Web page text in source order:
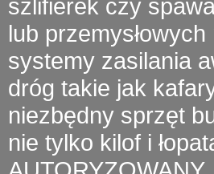
szlifierek czy
lub
systemy zasilania
dróg takie jak
niezbędny sprzęt
nie tylko kilof i